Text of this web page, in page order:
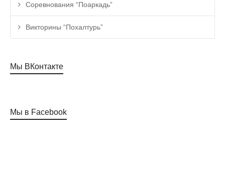
Соревнования “Поаркадь”
Викторины “Похалтурь”
Мы ВКонтакте
Мы в Facebook